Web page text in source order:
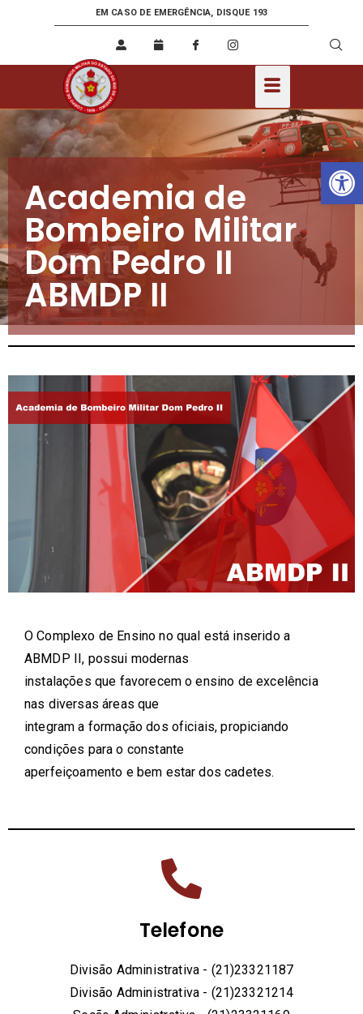
EM CASO DE EMERGÊNCIA, DISQUE 193
Academia de
Bombeiro Militar
Dom Pedro II
ABMDP II
O Complexo de Ensino no qual está inserido a
ABMDP II, possui modernas
instalações que favorecem o ensino de excelência
nas diversas áreas que
integram a formação dos oficiais, propiciando
condições para o constante
aperfeiçoamento e bem estar dos cadetes.
Telefone
Divisão Administrativa - (21)23321187
Divisão Administrativa - (21)23321214